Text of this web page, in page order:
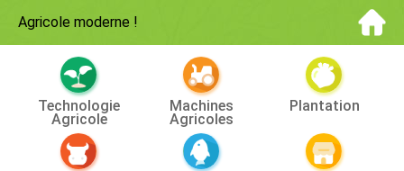
Agricole moderne !
Technologie
Agricole
Machines
Agricoles
Plantation